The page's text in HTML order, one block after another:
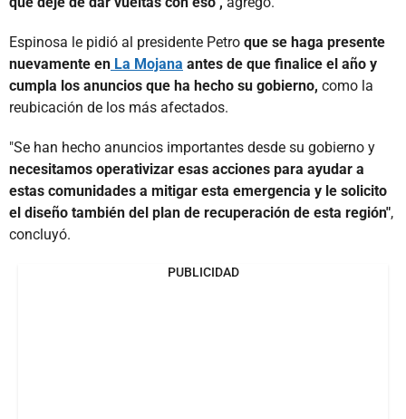
Espinosa le pidió al presidente Petro que se haga presente
nuevamente en La Mojana antes de que finalice el año y
cumpla los anuncios que ha hecho su gobierno, como la
reubicación de los más afectados.
"Se han hecho anuncios importantes desde su gobierno y
necesitamos operativizar esas acciones para ayudar a
estas comunidades a mitigar esta emergencia y le solicito
el diseño también del plan de recuperación de esta región",
concluyó.
PUBLICIDAD